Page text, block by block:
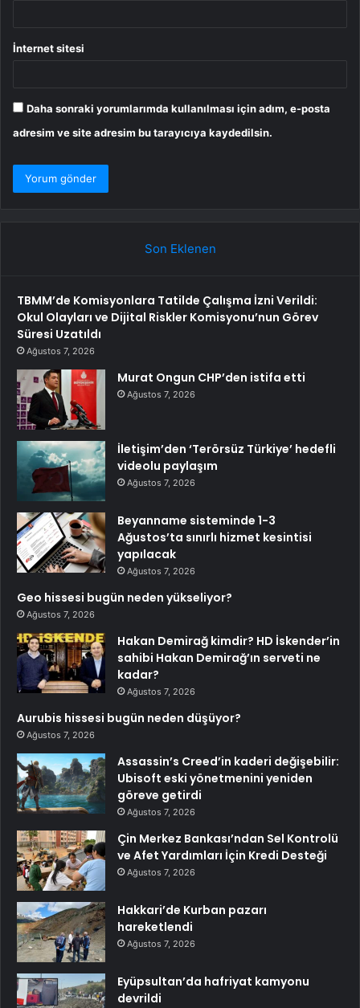
İnternet sitesi
Daha sonraki yorumlarımda kullanılması için adım, e-posta
adresim ve site adresim bu tarayıcıya kaydedilsin.
Son Eklenen
TBMM’de Komisyonlara Tatilde Çalışma İzni Verildi:
Okul Olayları ve Dijital Riskler Komisyonu’nun Görev
Süresi Uzatıldı
Ağustos 7, 2026
Murat Ongun CHP’den istifa etti
Ağustos 7, 2026
İletişim’den ‘Terörsüz Türkiye’ hedefli
videolu paylaşım
Ağustos 7, 2026
Beyanname sisteminde 1-3
Ağustos’ta sınırlı hizmet kesintisi
yapılacak
Ağustos 7, 2026
Geo hissesi bugün neden yükseliyor?
Ağustos 7, 2026
Hakan Demirağ kimdir? HD İskender’in
sahibi Hakan Demirağ’ın serveti ne
kadar?
Ağustos 7, 2026
Aurubis hissesi bugün neden düşüyor?
Ağustos 7, 2026
Assassin’s Creed’in kaderi değişebilir:
Ubisoft eski yönetmenini yeniden
göreve getirdi
Ağustos 7, 2026
Çin Merkez Bankası’ndan Sel Kontrolü
ve Afet Yardımları İçin Kredi Desteği
Ağustos 7, 2026
Hakkari’de Kurban pazarı
hareketlendi
Ağustos 7, 2026
Eyüpsultan’da hafriyat kamyonu
devrildi